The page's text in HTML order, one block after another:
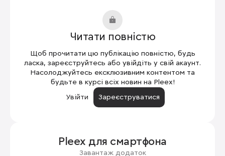
Читати повністю
Щоб прочитати цю публікацію повністю, будь
ласка, зареєструйтесь або увійдіть у свій акаунт.
Насолоджуйтесь ексклюзивним контентом та
будьте в курсі всіх новин на Pleex!
Увійти
Зареєструватися
Pleex для смартфона
Завантаж додаток